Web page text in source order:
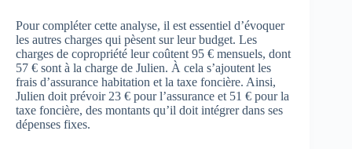
Pour compléter cette analyse, il est essentiel d’évoquer
les autres charges qui pèsent sur leur budget. Les
charges de copropriété leur coûtent 95 € mensuels, dont
57 € sont à la charge de Julien. À cela s’ajoutent les
frais d’assurance habitation et la taxe foncière. Ainsi,
Julien doit prévoir 23 € pour l’assurance et 51 € pour la
taxe foncière, des montants qu’il doit intégrer dans ses
dépenses fixes.